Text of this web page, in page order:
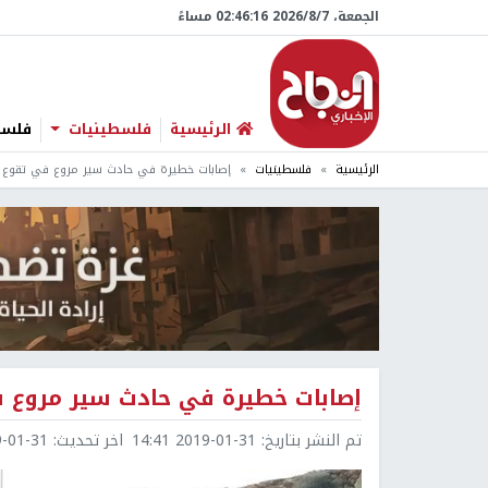
الجمعة، 7/‏8/‏2026 02:46:17 مساءً
الرئيسية فلسطينيات
الرئيسية فلسطينيات إصابات خطيرة في حادث سير مروع في تقوع
إصابات خطيرة في حادث سير
تم النشر بتاريخ: 2019-01-31 14:41 اخر تحديث: 31 15:32